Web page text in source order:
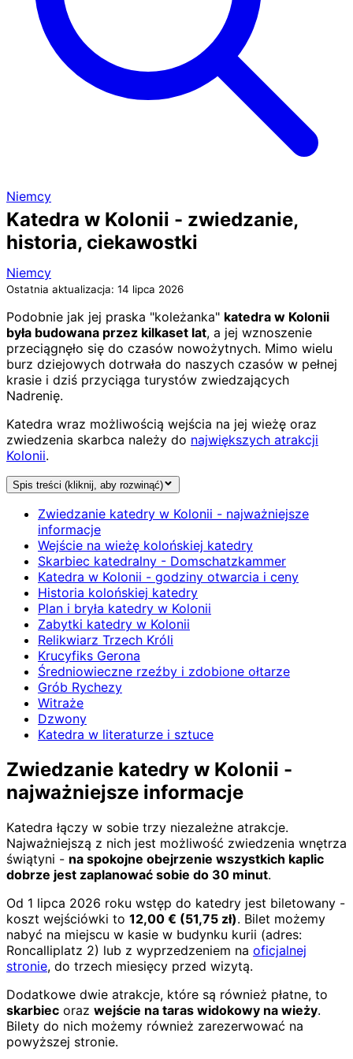
Niemcy
Katedra w Kolonii - zwiedzanie,
historia, ciekawostki
Niemcy
Ostatnia aktualizacja: 14 lipca 2026
Podobnie jak jej praska "koleżanka" katedra w Kolonii
była budowana przez kilkaset lat, a jej wznoszenie
przeciągnęło się do czasów nowożytnych. Mimo wielu
burz dziejowych dotrwała do naszych czasów w pełnej
krasie i dziś przyciąga turystów zwiedzających
Nadrenię.
Katedra wraz możliwością wejścia na jej wieżę oraz
zwiedzenia skarbca należy do największych atrakcji
Kolonii.
Spis treści (kliknij, aby rozwinąć)
Zwiedzanie katedry w Kolonii - najważniejsze
informacje
Wejście na wieżę kolońskiej katedry
Skarbiec katedralny - Domschatzkammer
Katedra w Kolonii - godziny otwarcia i ceny
Historia kolońskiej katedry
Plan i bryła katedry w Kolonii
Zabytki katedry w Kolonii
Relikwiarz Trzech Króli
Krucyfiks Gerona
Średniowieczne rzeźby i zdobione ołtarze
Grób Rychezy
Witraże
Dzwony
Katedra w literaturze i sztuce
Zwiedzanie katedry w Kolonii -
najważniejsze informacje
Katedra łączy w sobie trzy niezależne atrakcje.
Najważniejszą z nich jest możliwość zwiedzenia wnętrza
świątyni - na spokojne obejrzenie wszystkich kaplic
dobrze jest zaplanować sobie do 30 minut.
Od 1 lipca 2026 roku wstęp do katedry jest biletowany -
koszt wejściówki to 12,00 € (51,75 zł). Bilet możemy
nabyć na miejscu w kasie w budynku kurii (adres:
Roncalliplatz 2) lub z wyprzedzeniem na oficjalnej
stronie, do trzech miesięcy przed wizytą.
Dodatkowe dwie atrakcje, które są również płatne, to
skarbiec oraz wejście na taras widokowy na wieży.
Bilety do nich możemy również zarezerwować na
powyższej stronie.